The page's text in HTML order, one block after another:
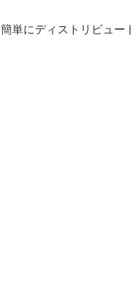
単にディストリビュー